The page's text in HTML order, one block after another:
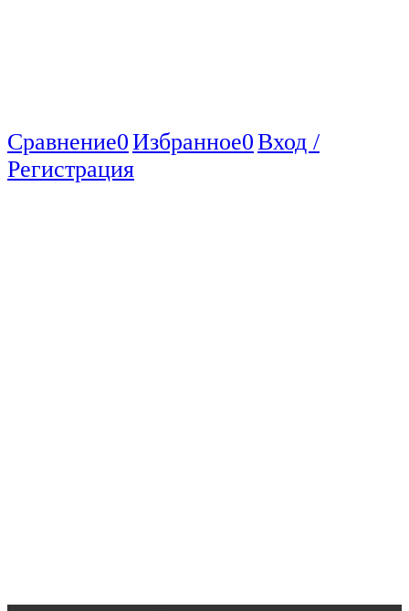
Сравнение0Избранное0Вход /
Регистрация